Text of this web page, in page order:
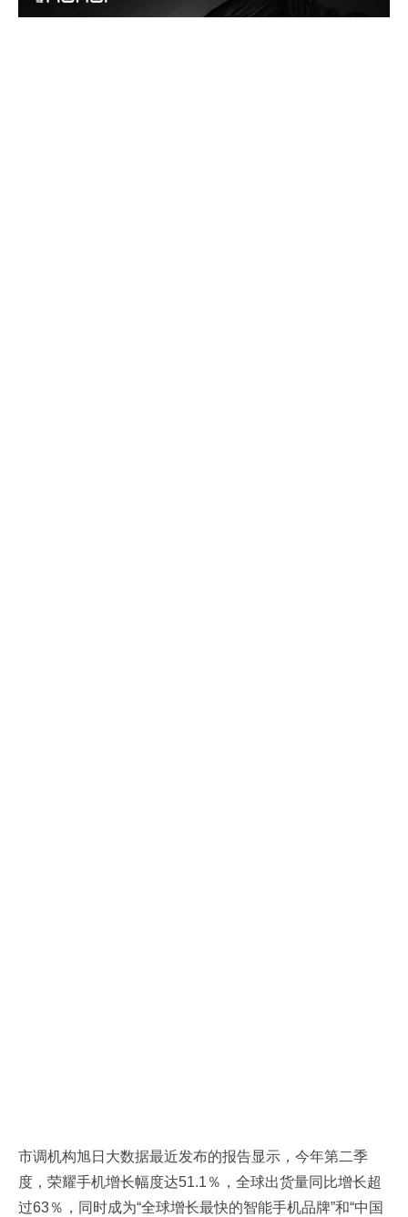
市调机构旭日大数据最近发布的报告显示，今年第二季
度，荣耀手机增长幅度达51.1％，全球出货量同比增长超
过63％，同时成为“全球增长最快的智能手机品牌”和“中国